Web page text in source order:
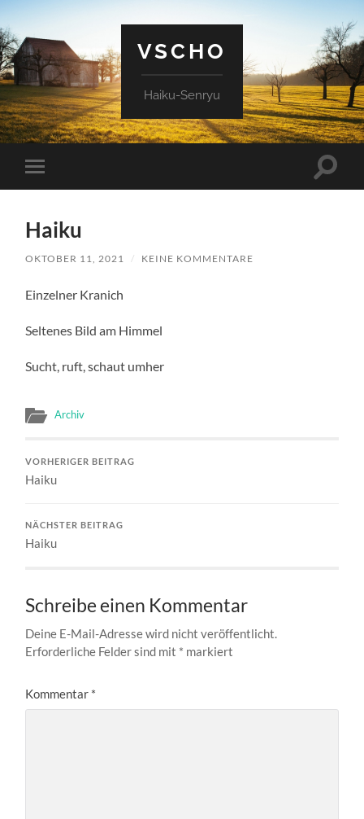
VSCHO
Haiku-Senryu
Mobile-
Menü
Haiku
OKTOBER 11, 2021 / KEINE KOMMENTARE
Einzelner Kranich
Seltenes Bild am Himmel
Sucht, ruft, schaut umher
Archiv
VORHERIGER BEITRAG
Haiku
NÄCHSTER BEITRAG
Haiku
Schreibe einen Kommentar
Deine E-Mail-Adresse wird nicht veröffentlicht.
Erforderliche Felder sind mit * markiert
Kommentar *